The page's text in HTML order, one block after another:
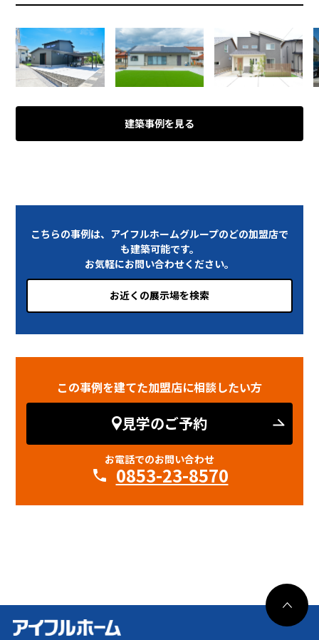
建築事例を見る
こちらの事例は、アイフルホームグループのどの加盟店で
も建築可能です。
お気軽にお問い合わせください。
お近くの展示場を検索
この事例を建てた加盟店に相談したい方
見学のご予約
お電話でのお問い合わせ
0853-23-8570